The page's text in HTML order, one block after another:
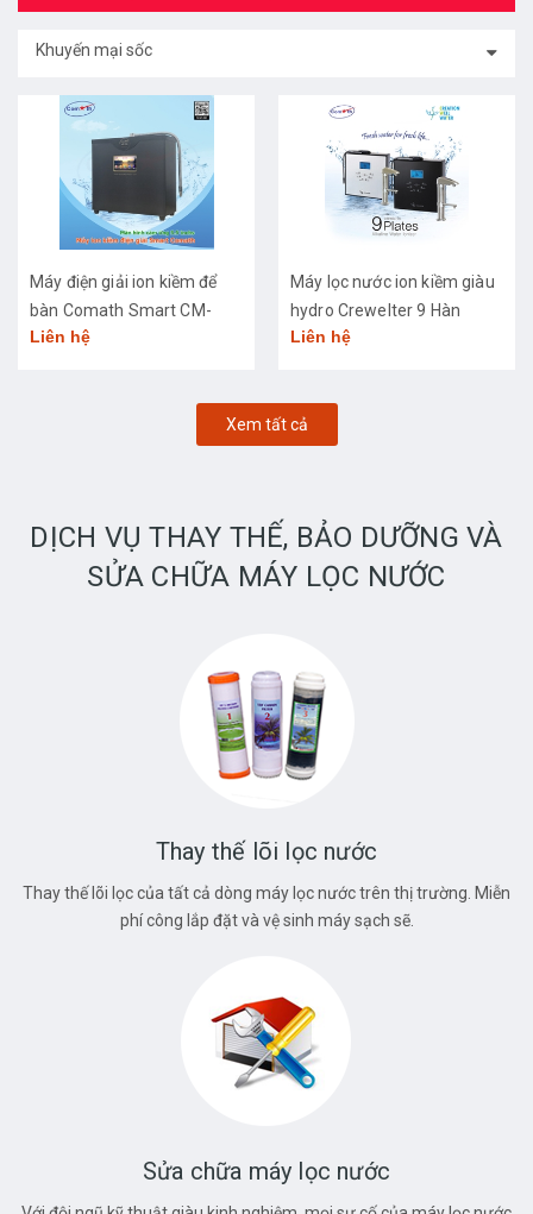
Khuyến mại sốc
Máy điện giải ion kiềm để
bàn Comath Smart CM-
3668
Liên hệ
Máy lọc nước ion kiềm giàu
hydro Crewelter 9 Hàn
Quốc
Liên hệ
Xem tất cả
DỊCH VỤ THAY THẾ, BẢO DƯỠNG VÀ
SỬA CHỮA MÁY LỌC NƯỚC
Thay thế lõi lọc nước
Thay thế lõi lọc của tất cả dòng máy lọc nước trên thị trường. Miễn
phí công lắp đặt và vệ sinh máy sạch sẽ.
Sửa chữa máy lọc nước